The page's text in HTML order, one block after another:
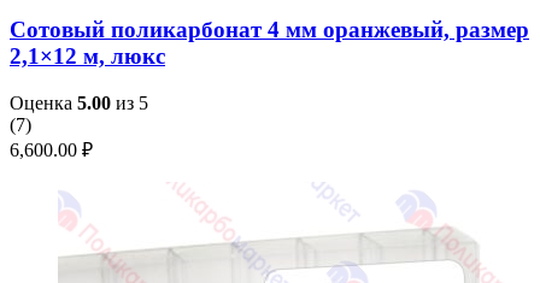
Сотовый поликарбонат 4 мм оранжевый, размер
2,1×12 м, люкс
Оценка 5.00 из 5
(7)
6,600.00 ₽